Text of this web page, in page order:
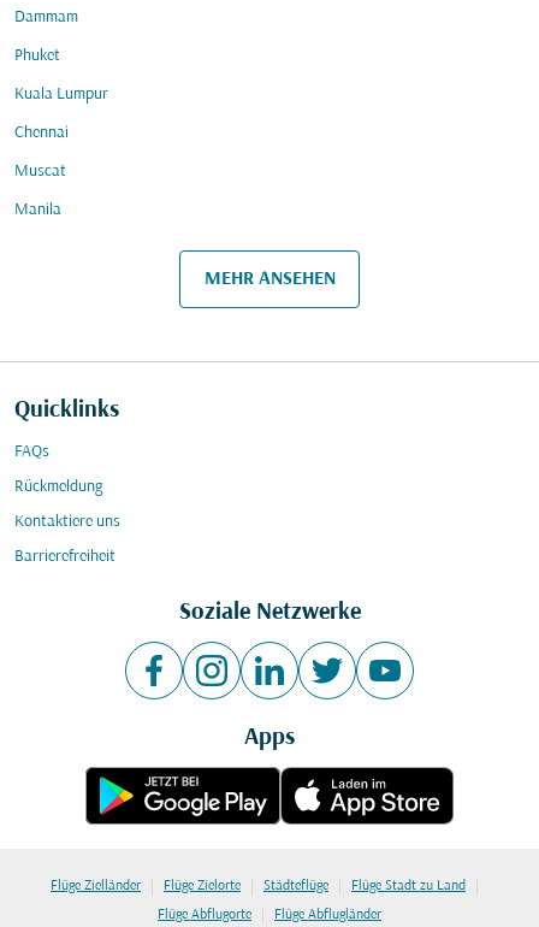
Dammam
Phuket
Kuala Lumpur
Chennai
Muscat
Manila
MEHR ANSEHEN
Quicklinks
FAQs
Rückmeldung
Kontaktiere uns
Barrierefreiheit
Soziale Netzwerke
Apps
Flüge Zielländer | Flüge Zielorte | Städteflüge | Flüge Stadt zu Land |
Flüge Abflugorte | Flüge Abflugländer